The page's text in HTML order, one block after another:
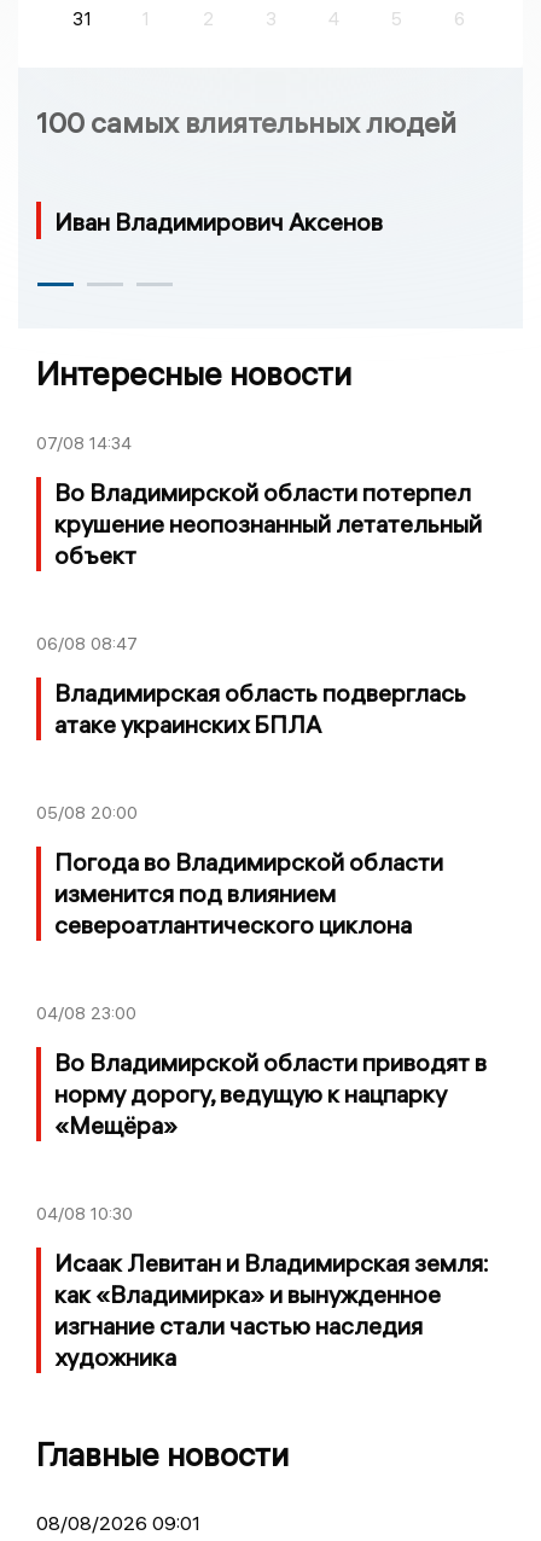
31 1 2 3 4 5 6
100 самых влиятельных людей
Иван Владимирович Аксенов
Интересные новости
07/08 14:34
Во Владимирской области потерпел
крушение неопознанный летательный
объект
06/08 08:47
Владимирская область подверглась
атаке украинских БПЛА
05/08 20:00
Погода во Владимирской области
изменится под влиянием
североатлантического циклона
04/08 23:00
Во Владимирской области приводят в
норму дорогу, ведущую к нацпарку
«Мещёра»
04/08 10:30
Исаак Левитан и Владимирская земля:
как «Владимирка» и вынужденное
изгнание стали частью наследия
художника
Главные новости
08/08/2026 09:01